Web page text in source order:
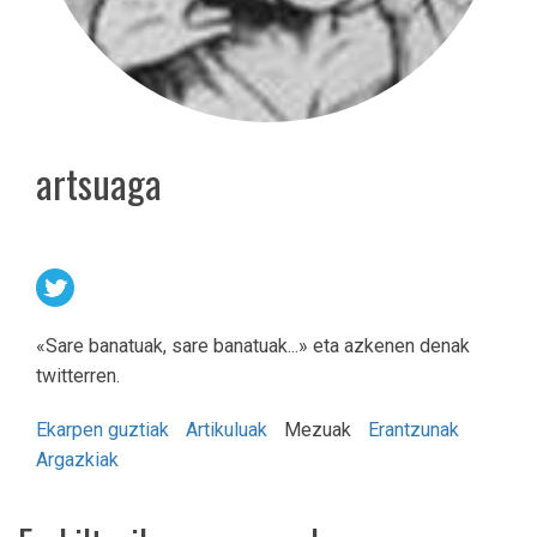
artsuaga
«Sare banatuak, sare banatuak...» eta azkenen denak
twitterren.
Ekarpen guztiak Artikuluak Mezuak
Erantzunak
Argazkiak